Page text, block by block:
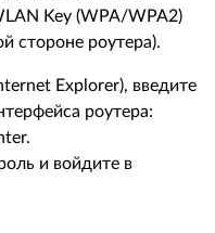
Key (WPA/WPA2)
стороне роутера).
Explorer), введите
роутера:
и войдите в